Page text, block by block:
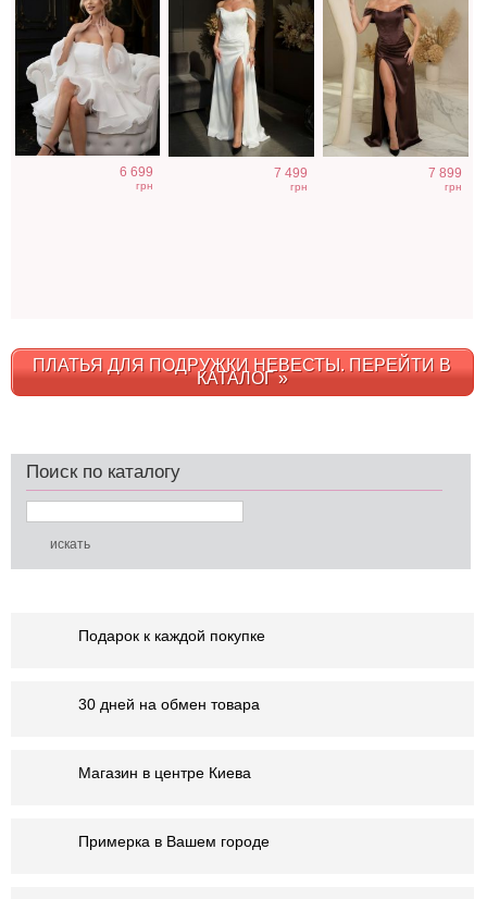
6 699
грн
7 499
грн
7 899
грн
ПЛАТЬЯ ДЛЯ ПОДРУЖКИ НЕВЕСТЫ. ПЕРЕЙТИ В
КАТАЛОГ »
Поиск по каталогу
Подарок к каждой покупке
30 дней на обмен товара
Магазин в центре Киева
Примерка в Вашем городе